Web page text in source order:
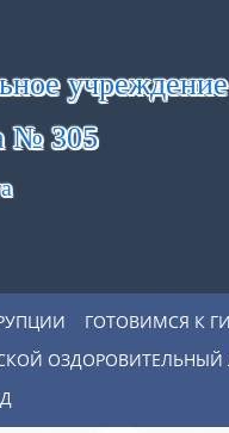
учреждение
№ 305
ГОТОВИМСЯ К
ОЗДОРОВИТЕЛЬНЫЙ